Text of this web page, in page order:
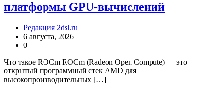
платформы GPU-вычислений
Редакция 2dsl.ru
6 августа, 2026
0
Что такое ROCm ROCm (Radeon Open Compute) — это
открытый программный стек AMD для
высокопроизводительных […]